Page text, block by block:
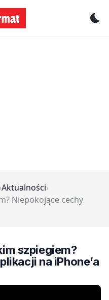
›Aktualności›
Niepokojące cechy
szpiegiem?
na iPhone’a